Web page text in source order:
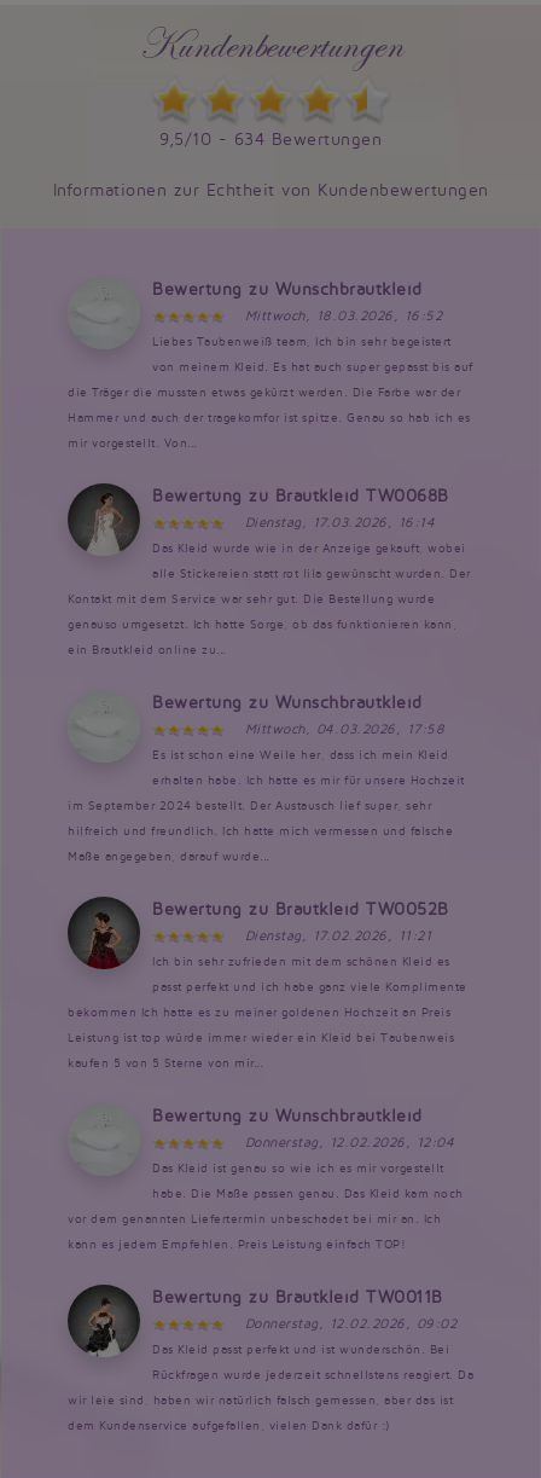
Kundenbewertungen
9,5/10 - 634 Bewertungen
Informationen zur Echtheit von Kundenbewertungen
Bewertung zu Wunschbrautkleid
Mittwoch, 18.03.2026, 16:52
Liebes Taubenweiß team, Ich bin sehr begeistert
von meinem Kleid. Es hat auch super gepasst bis auf
die Träger die mussten etwas gekürzt werden. Die Farbe war der
Hammer und auch der tragekomfor ist spitze. Genau so hab ich es
mir vorgestellt. Von...
Bewertung zu Brautkleid TW0068B
Dienstag, 17.03.2026, 16:14
Das Kleid wurde wie in der Anzeige gekauft, wobei
alle Stickereien statt rot lila gewünscht wurden. Der
Kontakt mit dem Service war sehr gut. Die Bestellung wurde
genauso umgesetzt. Ich hatte Sorge, ob das funktionieren kann,
ein Brautkleid online zu...
Bewertung zu Wunschbrautkleid
Mittwoch, 04.03.2026, 17:58
Es ist schon eine Weile her, dass ich mein Kleid
erhalten habe. Ich hatte es mir für unsere Hochzeit
im September 2024 bestellt. Der Austausch lief super, sehr
hilfreich und freundlich. Ich hatte mich vermessen und falsche
Maße angegeben, darauf wurde...
Bewertung zu Brautkleid TW0052B
Dienstag, 17.02.2026, 11:21
Ich bin sehr zufrieden mit dem schönen Kleid es
passt perfekt und ich habe ganz viele Komplimente
bekommen Ich hatte es zu meiner goldenen Hochzeit an Preis
Leistung ist top würde immer wieder ein Kleid bei Taubenweis
kaufen 5 von 5 Sterne von mir...
Bewertung zu Wunschbrautkleid
Donnerstag, 12.02.2026, 12:04
Das Kleid ist genau so wie ich es mir vorgestellt
habe. Die Maße passen genau. Das Kleid kam noch
vor dem genannten Liefertermin unbeschadet bei mir an. Ich
kann es jedem Empfehlen. Preis Leistung einfach TOP!
Bewertung zu Brautkleid TW0011B
Donnerstag, 12.02.2026, 09:02
Das Kleid passt perfekt und ist wunderschön. Bei
Rückfragen wurde jederzeit schnellstens reagiert. Da
wir leie sind, haben wir natürlich falsch gemessen, aber das ist
dem Kundenservice aufgefallen, vielen Dank dafür :)